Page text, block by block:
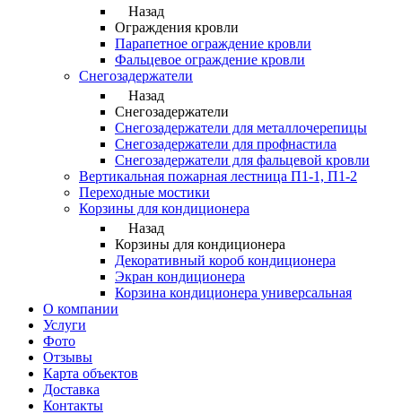
Назад
Ограждения кровли
Парапетное ограждение кровли
Фальцевое ограждение кровли
Снегозадержатели
Назад
Снегозадержатели
Снегозадержатели для металлочерепицы
Снегозадержатели для профнастила
Снегозадержатели для фальцевой кровли
Вертикальная пожарная лестница П1-1, П1-2
Переходные мостики
Корзины для кондиционера
Назад
Корзины для кондиционера
Декоративный короб кондиционера
Экран кондиционера
Корзина кондиционера универсальная
О компании
Услуги
Фото
Отзывы
Карта объектов
Доставка
Контакты